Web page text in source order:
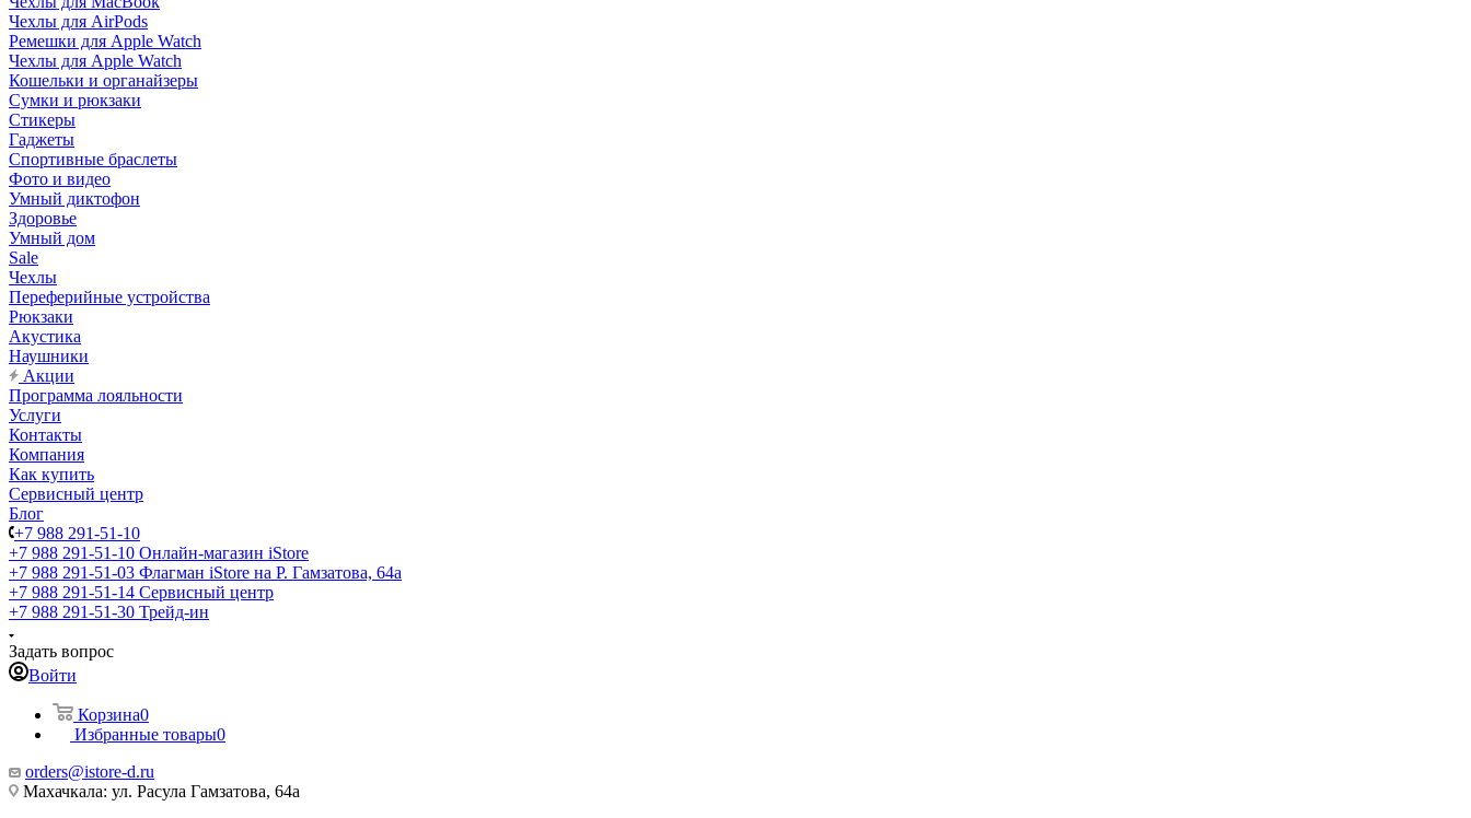
Чехлы для AirPods
Ремешки для Apple Watch
Чехлы для Apple Watch
Кошельки и органайзеры
Сумки и рюкзаки
Стикеры
Гаджеты
Спортивные браслеты
Фото и видео
Умный диктофон
Здоровье
Умный дом
Sale
Чехлы
Переферийные устройства
Рюкзаки
Акустика
Наушники
Акции
Программа лояльности
Услуги
Контакты
Компания
Как купить
Сервисный центр
Блог
+7 988 291-51-10
+7 988 291-51-10 Онлайн-магазин iStore
+7 988 291-51-03 Флагман iStore на Р. Гамзатова, 64а
+7 988 291-51-14 Сервисный центр
+7 988 291-51-30 Трейд-ин
Задать вопрос
Войти
Корзина0
Избранные товары0
orders@istore-d.ru
Махачкала: ул. Расула Гамзатова, 64а